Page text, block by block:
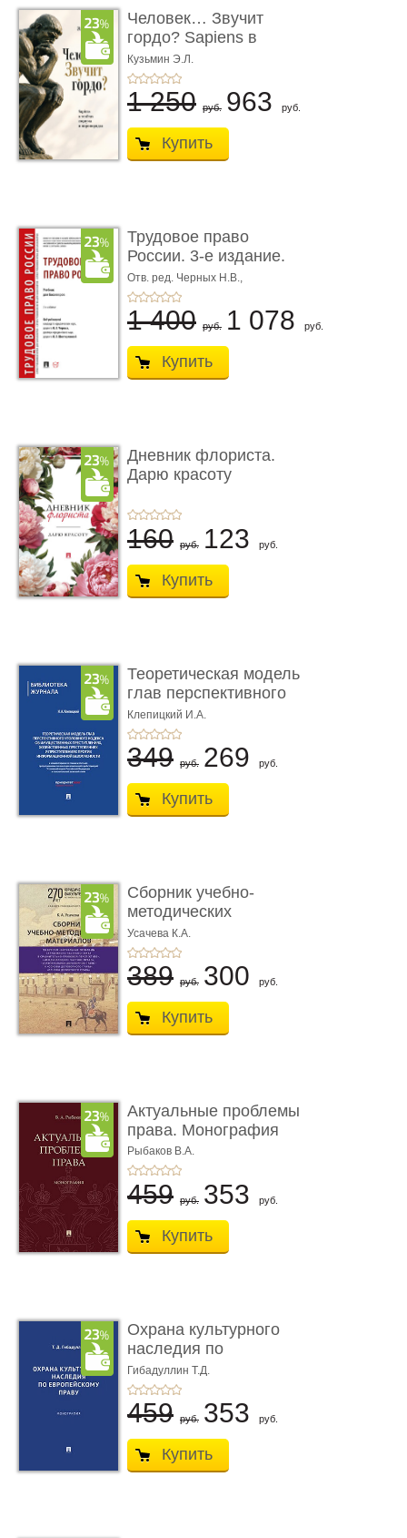
Человек… Звучит
гордо? Sapiens в
тенётах социума � ...
Кузьмин Э.Л.
1 250 руб. 963 руб.
Купить
Трудовое право
России. 3-е издание.
Учебник для ...
Отв. ред. Черных Н.В.,
Шестерякова И.В.
1 400 руб. 1 078 руб.
Купить
Дневник флориста.
Дарю красоту
160 руб. 123 руб.
Купить
Теоретическая модель
глав перспективного
УК о ...
Клепицкий И.А.
349 руб. 269 руб.
Купить
Сборник учебно-
методических
материалов по кур ...
Усачева К.А.
389 руб. 300 руб.
Купить
Актуальные проблемы
права. Монография
Рыбаков В.А.
459 руб. 353 руб.
Купить
Охрана культурного
наследия по
европейскому п ...
Гибадуллин Т.Д.
459 руб. 353 руб.
Купить